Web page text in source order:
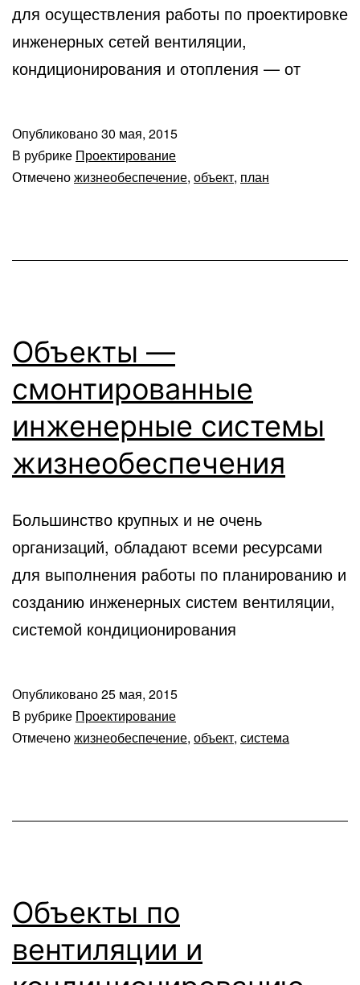
для осуществления работы по проектировке
инженерных сетей вентиляции,
кондиционирования и отопления — от
Опубликовано30 мая, 2015
В рубрике Проектирование
Отмеченожизнеобеспечение, объект, план
Объекты —
смонтированные
инженерные системы
жизнеобеспечения
Большинство крупных и не очень
организаций, обладают всеми ресурсами
для выполнения работы по планированию и
созданию инженерных систем вентиляции,
системой кондиционирования
Опубликовано25 мая, 2015
В рубрике Проектирование
Отмеченожизнеобеспечение, объект, система
Объекты по
вентиляции и